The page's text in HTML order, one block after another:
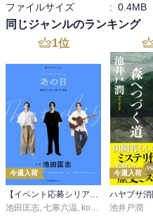
ファイルサイズ
: 0.4MB
同じジャンルのランキング
1位
今週入荷
【イベント応募シリアルコード付】池田匡志出演・オーディオフォトブック「あの日」SPECIAL EDITION（音声／動画付）
池田匡志, 七寒六温, konoko58 ,村崎キコ
今週入荷
池井戸潤